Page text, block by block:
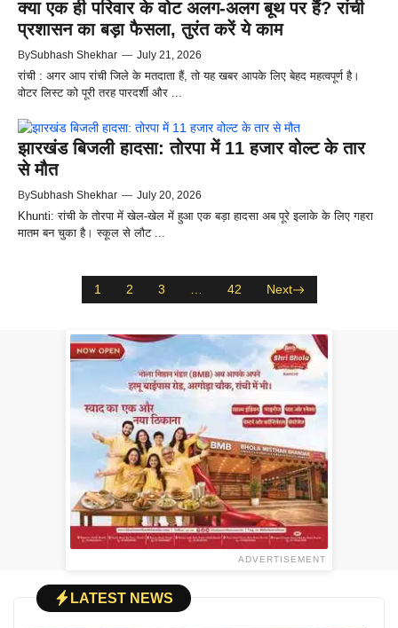
क्या एक ही परिवार के वोट अलग-अलग बूथ पर हैं? रांची
प्रशासन का बड़ा फैसला, तुरंत करें ये काम
BySubhash Shekhar — July 21, 2026
रांची : अगर आप रांची जिले के मतदाता हैं, तो यह खबर आपके लिए बेहद महत्वपूर्ण है।
वोटर लिस्ट को पूरी तरह पारदर्शी और ...
झारखंड बिजली हादसा: तोरपा में 11 हजार वोल्ट के तार
से मौत
BySubhash Shekhar — July 20, 2026
Khunti: रांची के तोरपा में खेल-खेल में हुआ एक बड़ा हादसा अब पूरे इलाके के लिए गहरा
मातम बन चुका है। स्कूल से लौट ...
1 2 3 42 Next
ADVERTISEMENT
LATEST NEWS